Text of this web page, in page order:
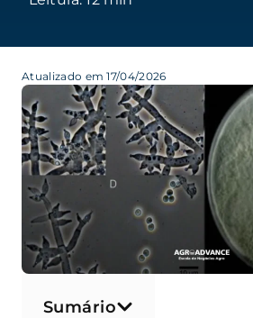
Atualizado em 17/04/2026
Sumário